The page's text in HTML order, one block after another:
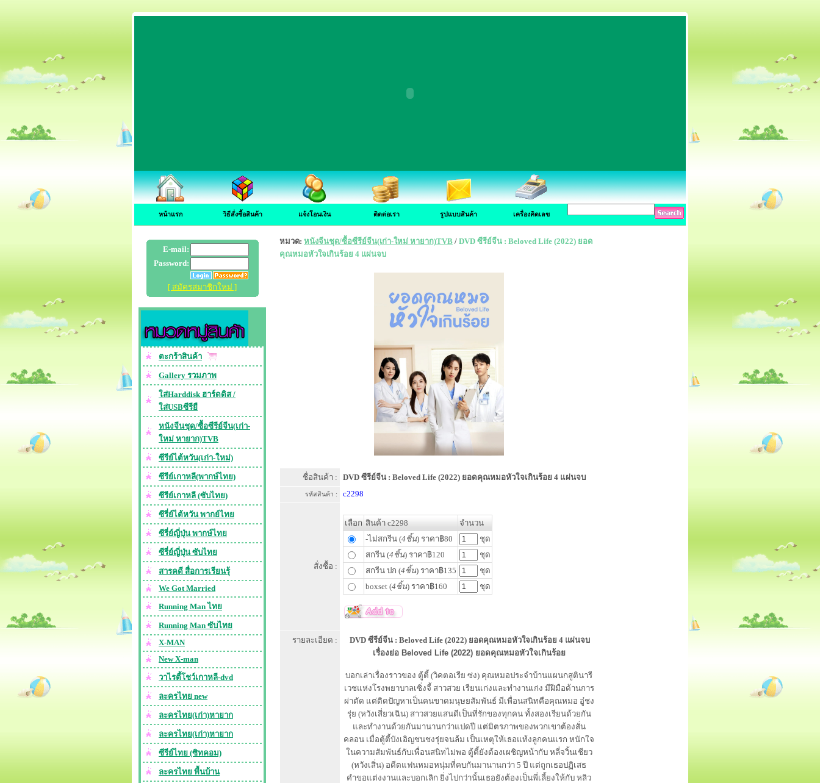
หน้าแรก วิธีสั่งซื้อสินค้า แจ้งโอนเงิน ติดต่อเรา รูปแบบสินค้า เครื่องคิดเลข
E-mail:
Password:
[ สมัครสมาชิกใหม่ ]
ตะกร้าสินค้า
Gallery รวมภาพ
ใส่Harddisk ฮาร์ดดิส /
ใส่USBซีรียื
หนังจีนชุด/ซื้อซีรีย์จีน(เก่า-
ใหม่ หายาก)TVB
ซีรีย์ไต้หวัน(เก่า-ใหม่)
ซีรีย์เกาหลี(พากษ์ไทย)
ซีรีย์เกาหลี (ซับไทย)
ซีรี่ย์ไต้หวัน พากย์ไทย
ซีรี่ย์ญี่ปุ่น พากษ์ไทย
ซีรี่ย์ญี่ปุ่น ซับไทย
สารคดี สื่อการเรียนรุ้
We Got Married
Running Man ไทย
Running Man ซับไทย
X-MAN
New X-man
วาไรตี้โชว์เกาหลี-dvd
ละครไทย new
ละครไทย(เก่า)หายาก
ละครไทย(เก่า)หายาก
ซีรีย์ไทย (ซิทคอม)
ละครไทย พื้นบ้าน
หมวด: หนังจีนชุด/ซื้อซีรีย์จีน(เก่า-ใหม่ หายาก)TVB / DVD ซีรีย์จีน : Beloved Life (2022) ยอด
คุณหมอหัวใจเกินร้อย 4 แผ่นจบ
ชื่อสินค้า : DVD ซีรีย์จีน : Beloved Life (2022) ยอดคุณหมอหัวใจเกินร้อย 4 แผ่นจบ
รหัสสินค้า : c2298
สั่งซื้อ :
เลือก สินค้า c2298
จำนวน
-ไม่สกรีน (4ชิ้น) ราคา฿80
ชุด
สกรีน (4ชิ้น) ราคา฿120
ชุด
สกรีน ปก (4ชิ้น) ราคา฿135
ชุด
boxset (4ชิ้น) ราคา฿160 ชุด
รายละเอียด :
DVD ซีรีย์จีน : Beloved Life (2022) ยอดคุณหมอหัวใจเกินร้อย 4 แผ่นจบ
เรื่องย่อ Beloved Life (2022) ยอดคุณหมอหัวใจเกินร้อย
บอกเล่าเรื่องราวของ ตู้ตี้ (วิคตอเรีย ซ่ง) คุณหมอประจำบ้านแผนกสูตินารี
เวชแห่งโรงพยาบาลเซิ่งจี้ สาวสวย เรียนเก่งและทำงานเก่ง มีฝีมือด้านการ
ผ่าตัด แต่ติดปัญหาเป็นคนขาดมนุษยสัมพันธ์ มีเพื่อนสนิทคือคุณหมอ อู๋ชง
รุ่ย (หวังเสี่ยวเฉิน) สาวสวยแสนดีเป็นที่รักของทุกคน ทั้งสองเรียนด้วยกัน
และทำงานด้วยกันมานานกว่าแปดปี แต่มิตรภาพของพวกเขาต้องสั่น
คลอน เมื่อตู้ตี้บังเอิญชนชงรุ่ยจนล้ม เป็นเหตุให้เธอแท้งลูกคนแรก หนักใจ
ในความสัมพันธ์กับเพื่อนสนิทไม่พอ ตู้ตี้ยังต้องเผชิญหน้ากับ หลี่จวิ้นเชียว
(หวังเสิ่น) อดีตแฟนหมอหนุ่มที่คบกันมานานกว่า 5 ปี แต่ถูกเธอปฏิเสธ
คำขอแต่งงานและบอกเลิก ยิ่งไปกว่านั้นเธอยังต้องเป็นพี่เลี้ยงให้กับ หลิว